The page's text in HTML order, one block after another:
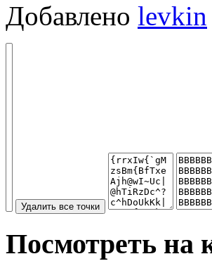
Добавлено levkin
Посмотреть на